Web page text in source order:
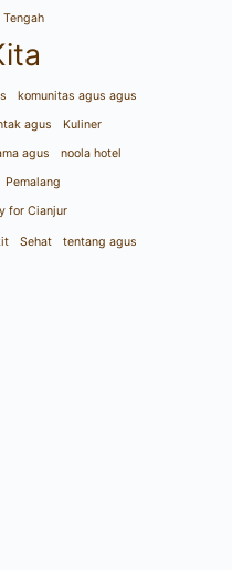
komunitas agus agus
agus
Kuliner
agus
noola hotel
Pemalang
for Cianjur
Sehat tentang agus